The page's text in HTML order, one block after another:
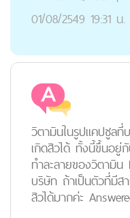
01/08/2549 19:31 น.
วิตามินในรูปแคปซูล
เกิดสิวได้ ทั้งนี้ขึ้นอ
ทำละลายของวิตามิ
บริษัท ถ้าเป็นตัวที่มีส
สิวได้มากค่ะ